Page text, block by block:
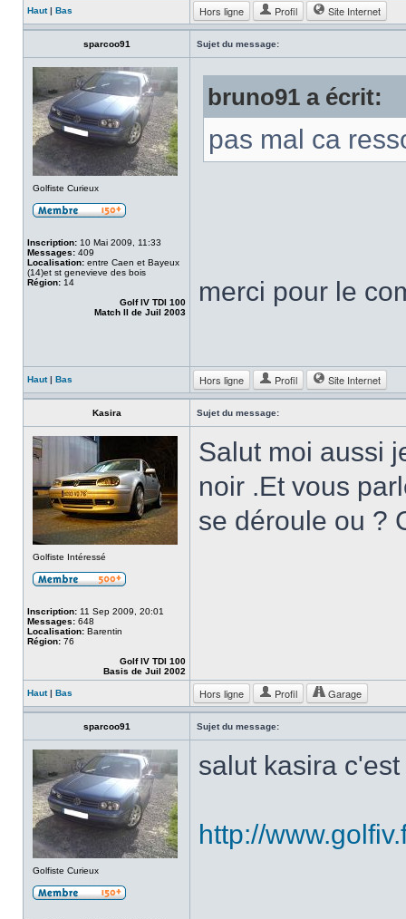
Haut| Bas Hors ligne Profil Site Internet
sparcoo91 Sujet du message:
Golfiste Curieux
Inscription: 10 Mai 2009, 11:33
Messages: 409
Localisation: entre Caen et Bayeux
(14)et st genevieve des bois
Région: 14
Golf IV TDI 100
Match II de Juil 2003
bruno91 a écrit:
pas mal ca
merci pour le
Haut| Bas Hors ligne Profil Site Internet
Kasira Sujet du message:
Golfiste Intéressé
Inscription: 11 Sep 2009, 20:01
Messages: 648
Localisation: Barentin
Région: 76
Golf IV TDI 100
Basis de Juil 2002
Salut moi aussi
noir .Et vous
se déroule ou ?
Haut| Bas Hors ligne Profil Garage
sparcoo91 Sujet du message:
Golfiste Curieux
salut kasira
http://